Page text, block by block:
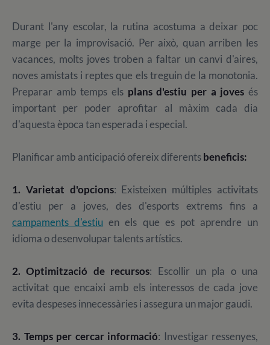
Durant l'any escolar, la rutina acostuma a deixar poc
marge per la improvisació. Per això, quan arriben les
vacances, molts joves troben a faltar un canvi d'aires,
noves amistats i reptes que els treguin de la monotonia.
Preparar amb temps els plans d'estiu per a joves és
important per poder aprofitar al màxim cada dia
d'aquesta època tan esperada i especial.
Planificar amb anticipació ofereix diferentsbeneficis:
1. Varietat d'opcions: Existeixen múltiples activitats
d'estiu per a joves, des d'esports extrems fins a
campaments d'estiu en els que es pot aprendre un
idioma o desenvolupar talents artístics.
2. Optimització de recursos: Escollir un pla o una
activitat que encaixi amb els interessos de cada jove
evita despeses innecessàries i assegura un major gaudi.
3. Temps per cercar informació: Investigar ressenyes,